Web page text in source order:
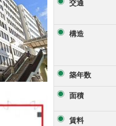
交通
構造
築年数
面積
賃料